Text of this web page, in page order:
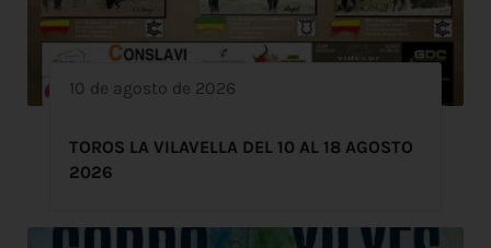
10 de agosto de 2026
TOROS LA VILAVELLA DEL 10 AL 18 AGOSTO
2026